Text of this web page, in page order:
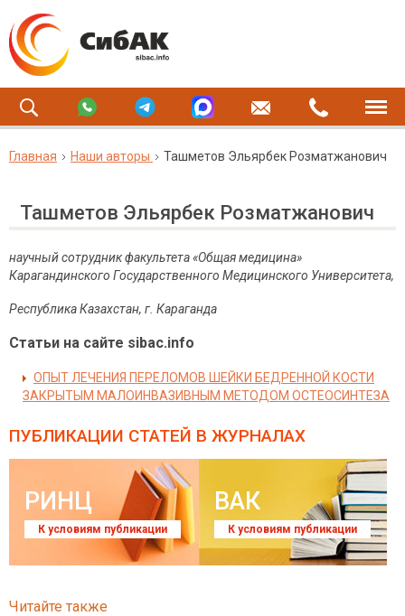
Главная Наши авторы Ташметов Эльярбек Розматжанович
Ташметов Эльярбек Розматжанович
научный сотрудник факультета «Общая медицина»
Карагандинского Государственного Медицинского Университета,
Республика Казахстан, г. Караганда
Статьи на сайте sibac.info
ОПЫТ ЛЕЧЕНИЯ ПЕРЕЛОМОВ ШЕЙКИ БЕДРЕННОЙ КОСТИ
ЗАКРЫТЫМ МАЛОИНВАЗИВНЫМ МЕТОДОМ ОСТЕОСИНТЕЗА
ПУБЛИКАЦИИ СТАТЕЙ В ЖУРНАЛАХ
РИНЦ
К условиям публикации
ВАК
К условиям публикации
Читайте также